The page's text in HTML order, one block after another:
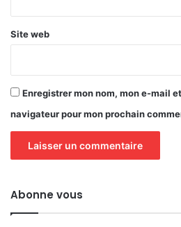
Site web
Enregistrer mon nom, mon e-mail
navigateur pour mon prochain
Abonne vous